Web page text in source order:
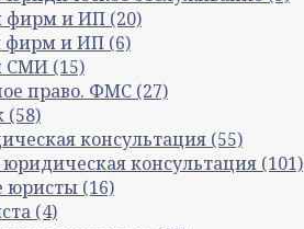
фирм и ИП (20)
фирм и ИП (6)
СМИ (15)
право. ФМС (27)
(58)
консультация (55)
консультация (101)
юристы (16)
(4)